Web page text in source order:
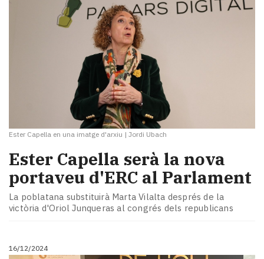
Ester Capella en una imatge d'arxiu | Jordi Ubach
Ester Capella serà la nova
portaveu d'ERC al Parlament
La poblatana substituirà Marta Vilalta després de la
victòria d'Oriol Junqueras al congrés dels republicans
16/12/2024